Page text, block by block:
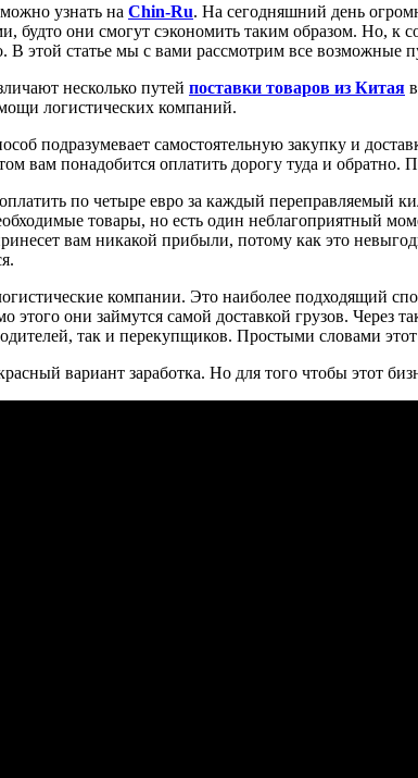
узнать на Chin-Ru. На сегодняшний день
будто они смогут сэкономить таким образом. Но, к
В этой статье мы с вами рассмотрим все возможные
несколько путей поставки товаров из Китая
логистических компаний.
подразумевает самостоятельную закупку и
вам понадобится оплатить дорогу туда и обратно.
по четыре евро за каждый переправляемый
товары, но есть один неблагоприятный
вам никакой прибыли, потому как это
компании. Это наиболее подходящий
этого они займутся самой доставкой грузов. Через
так и перекупщиков. Простыми словами
вариант заработка. Но для того чтобы этот